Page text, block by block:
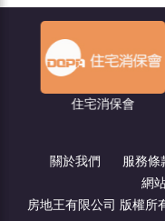
關於我們 服務條
網
房地王有限公司 版權所